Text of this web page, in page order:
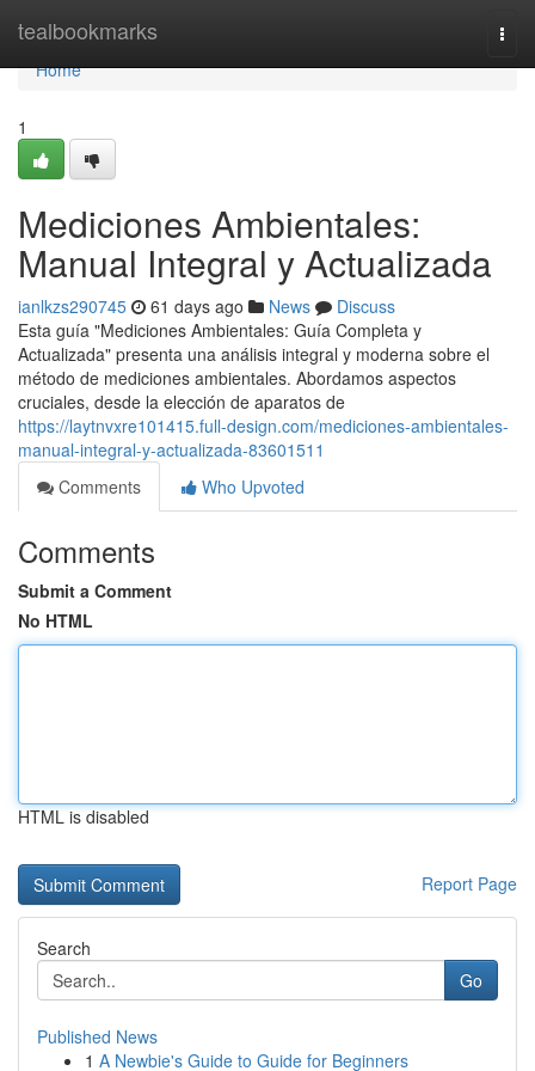
tealbookmarks
Home
Home
1
Mediciones Ambientales:
Manual Integral y Actualizada
ianlkzs290745 61 days ago News
Discuss
Esta guía "Mediciones Ambientales: Guía Completa y
Actualizada" presenta una análisis integral y moderna sobre el
método de mediciones ambientales. Abordamos aspectos
cruciales, desde la elección de aparatos de
https://laytnvxre101415.full-design.com/mediciones-ambientales-
manual-integral-y-actualizada-83601511
Comments
Who Upvoted
Comments
Submit a Comment
No HTML
HTML is disabled
Report Page
Search
Go
Published News
1 A Newbie's Guide to Guide for Beginners